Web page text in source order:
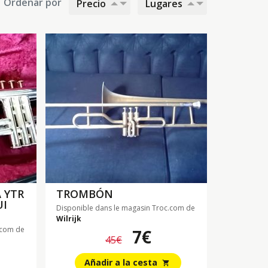
Precio Lugares
de
TROMBÓN
Disponible dans le magasin Troc.com de
Wilrijk
45€ 7€
Añadir a la cesta shopping_cart